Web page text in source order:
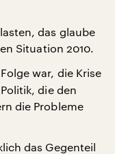
das glaube
Situation 2010.
war, die Krise
die den
die Probleme
das Gegenteil